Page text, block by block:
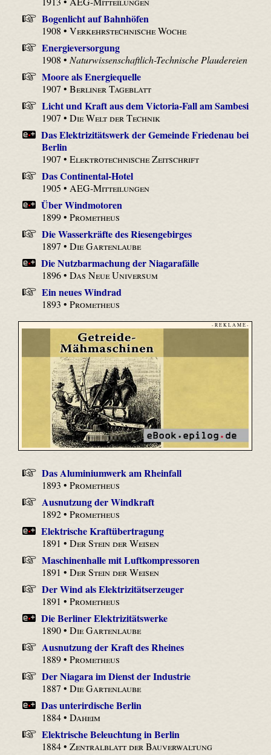
Bogenlicht auf Bahnhöfen
1908 •Verkehrstechnische Woche
Energieversorgung
1908 •Naturwissenschaftlich-Technische Plaudereien
Moore als Energiequelle
1907 •Berliner Tageblatt
Licht und Kraft aus dem Victoria-Fall am Sambesi
1907 •Die Welt der Technik
Das Elektrizitätswerk der Gemeinde Friedenau bei
Berlin
1907 •Elektrotechnische Zeitschrift
Das Continental-Hotel
1905 • AEG-Mitteilungen
Über Windmotoren
1899 •Prometheus
Die Wasserkräfte des Riesengebirges
1897 •Die Gartenlaube
Die Nutzbarmachung der Niagarafälle
1896 •Das Neue Universum
Ein neues Windrad
1893 •Prometheus
- R E K L A M E -
Das Aluminiumwerk am Rheinfall
1893 •Prometheus
Ausnutzung der Windkraft
1892 •Prometheus
Elektrische Kraftübertragung
1891 •Der Stein der Weisen
Maschinenhalle mit Luftkompressoren
1891 •Der Stein der Weisen
Der Wind als Elektrizitätserzeuger
1891 •Prometheus
Die Berliner Elektrizitätswerke
1890 •Die Gartenlaube
Ausnutzung der Kraft des Rheines
1889 •Prometheus
Der Niagara im Dienst der Industrie
1887 •Die Gartenlaube
Das unterirdische Berlin
1884 •Daheim
Elektrische Beleuchtung in Berlin
1884 •Zentralblatt der Bauverwaltung